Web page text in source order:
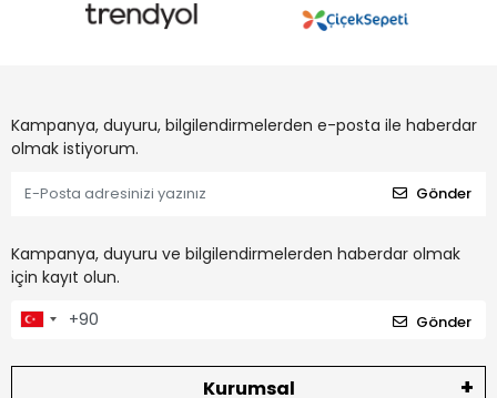
Kampanya, duyuru, bilgilendirmelerden e-posta ile haberdar
olmak istiyorum.
Gönder
Kampanya, duyuru ve bilgilendirmelerden haberdar olmak
için kayıt olun.
Gönder
Kurumsal